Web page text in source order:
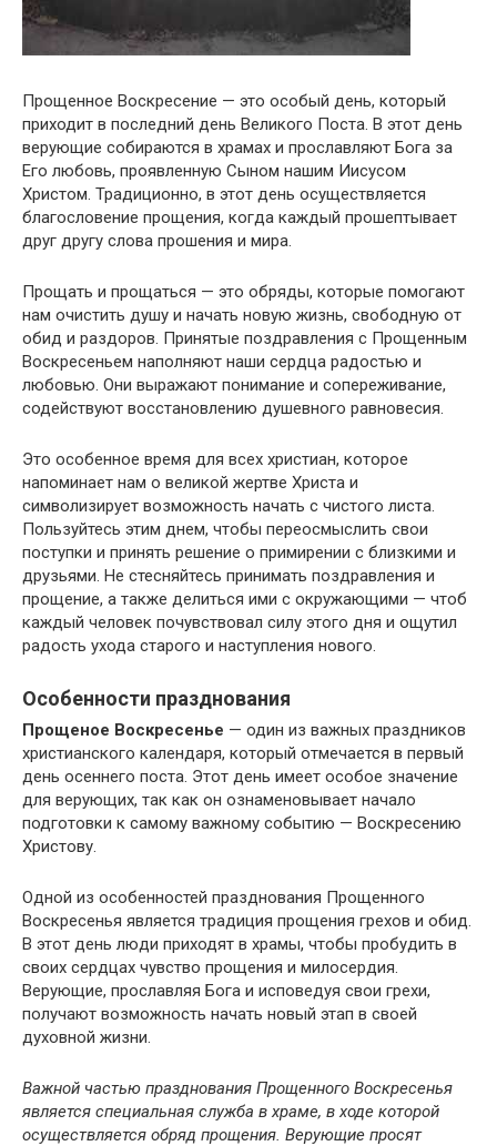
Прощенное Воскресение — это особый день, который
приходит в последний день Великого Поста. В этот день
верующие собираются в храмах и прославляют Бога за
Его любовь, проявленную Сыном нашим Иисусом
Христом. Традиционно, в этот день осуществляется
благословение прощения, когда каждый прошептывает
друг другу слова прошения и мира.
Прощать и прощаться — это обряды, которые помогают
нам очистить душу и начать новую жизнь, свободную от
обид и раздоров. Принятые поздравления с Прощенным
Воскресеньем наполняют наши сердца радостью и
любовью. Они выражают понимание и сопереживание,
содействуют восстановлению душевного равновесия.
Это особенное время для всех христиан, которое
напоминает нам о великой жертве Христа и
символизирует возможность начать с чистого листа.
Пользуйтесь этим днем, чтобы переосмыслить свои
поступки и принять решение о примирении с близкими и
друзьями. Не стесняйтесь принимать поздравления и
прощение, а также делиться ими с окружающими — чтоб
каждый человек почувствовал силу этого дня и ощутил
радость ухода старого и наступления нового.
Особенности празднования
Прощеное Воскресенье — один из важных праздников
христианского календаря, который отмечается в первый
день осеннего поста. Этот день имеет особое значение
для верующих, так как он ознаменовывает начало
подготовки к самому важному событию — Воскресению
Христову.
Одной из особенностей празднования Прощенного
Воскресенья является традиция прощения грехов и обид.
В этот день люди приходят в храмы, чтобы пробудить в
своих сердцах чувство прощения и милосердия.
Верующие, прославляя Бога и исповедуя свои грехи,
получают возможность начать новый этап в своей
духовной жизни.
Важной частью празднования Прощенного Воскресенья
является специальная служба в храме, в ходе которой
осуществляется обряд прощения. Верующие просят